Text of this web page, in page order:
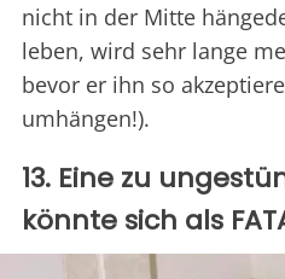
nicht in der Mitte
leben, wird sehr lange
bevor er ihn so
umhängen!).
13. Eine zu
könnte sich als